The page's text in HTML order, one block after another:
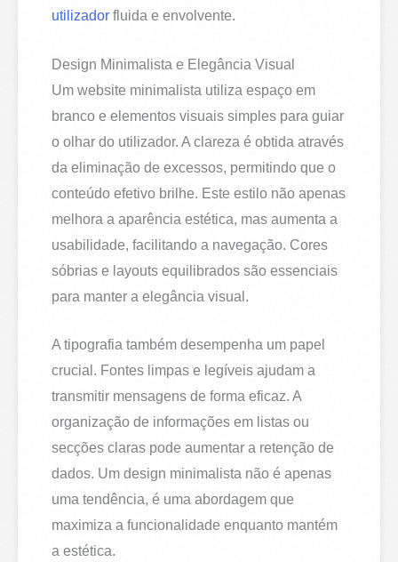
utilizador fluida e envolvente.
Design Minimalista e Elegância Visual
Um website minimalista utiliza espaço em
branco e elementos visuais simples para guiar
o olhar do utilizador. A clareza é obtida através
da eliminação de excessos, permitindo que o
conteúdo efetivo brilhe. Este estilo não apenas
melhora a aparência estética, mas aumenta a
usabilidade, facilitando a navegação. Cores
sóbrias e layouts equilibrados são essenciais
para manter a elegância visual.
A tipografia também desempenha um papel
crucial. Fontes limpas e legíveis ajudam a
transmitir mensagens de forma eficaz. A
organização de informações em listas ou
secções claras pode aumentar a retenção de
dados. Um design minimalista não é apenas
uma tendência, é uma abordagem que
maximiza a funcionalidade enquanto mantém
a estética.